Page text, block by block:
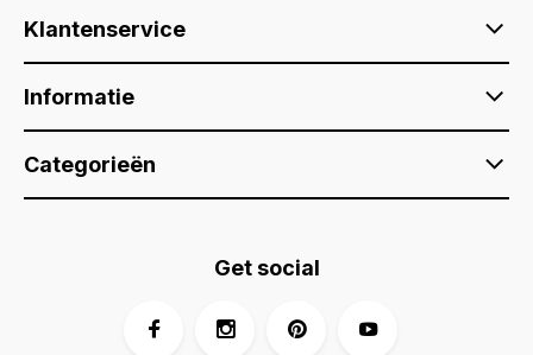
Klantenservice
Informatie
Categorieën
Get social